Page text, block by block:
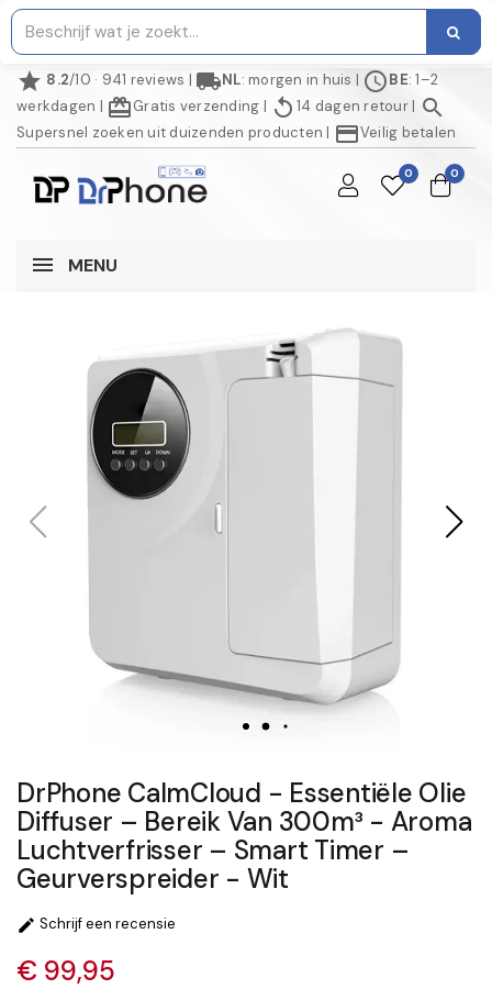
star 8.2/10 · 941 reviews | local_shippingNL: morgen in huis | scheduleBE: 1–2
werkdagen | redeemGratis verzending | replay 14 dagen retour| search
Supersnel zoeken uit duizenden producten | credit_cardVeilig betalen
0 0
MENU
DrPhone CalmCloud - Essentiële Olie
Diffuser – Bereik Van 300m³ - Aroma
Luchtverfrisser – Smart Timer –
Geurverspreider - Wit
 Schrijf een recensie
€ 99,95